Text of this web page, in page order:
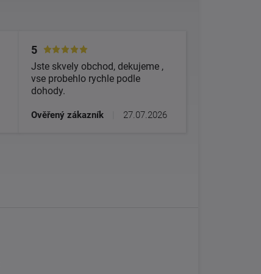
5
Jste skvely obchod, dekujeme ,
vse probehlo rychle podle
dohody.
Ověřený zákazník 27.07.2026